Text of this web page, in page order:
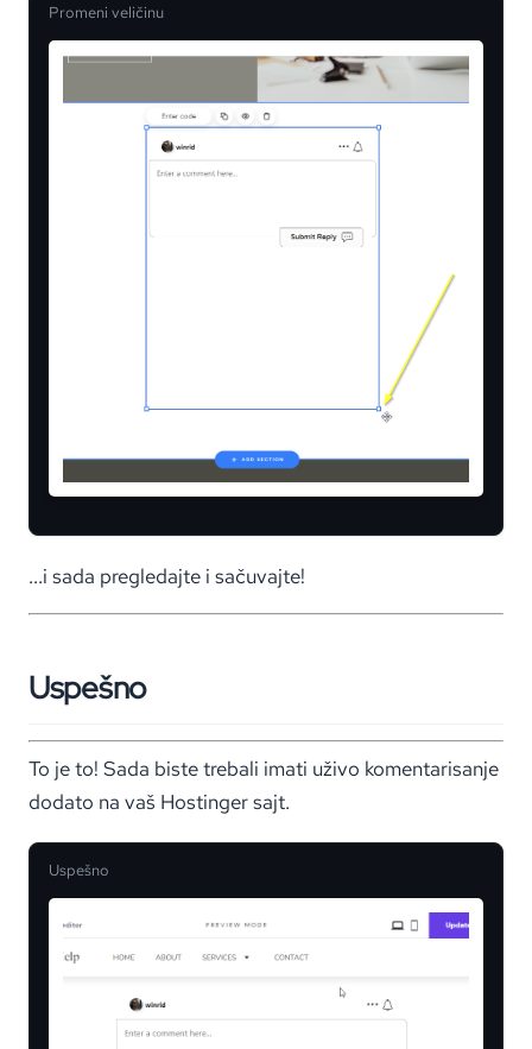
Promeni veličinu
...i sada pregledajte i sačuvajte!
Uspešno
To je to! Sada biste trebali imati uživo komentarisanje
dodato na vaš Hostinger sajt.
Uspešno